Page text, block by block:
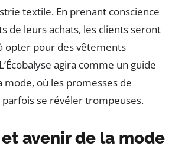
textile. En prenant conscience
de leurs achats, les clients seront
opter pour des vêtements
agira comme un guide
mode, où les promesses de
se révéler trompeuses.
avenir de la mode